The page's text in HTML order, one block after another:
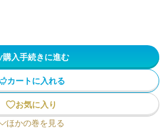
購入手続きに進む
カートに入れる
お気に入り
ほかの巻を見る